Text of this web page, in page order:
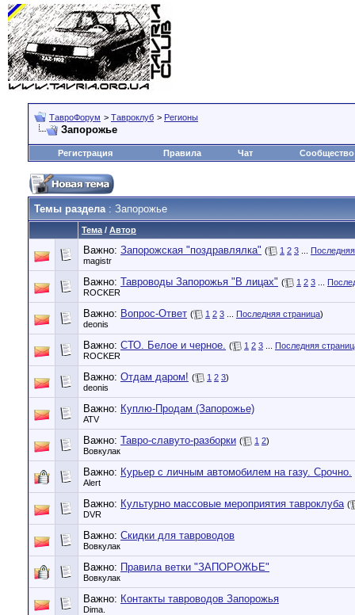
ТавроФорум > Тавроклуб > Регионы
Запорожье
Регистрация Правила Чат Сообщество
Темы раздела: Запорожье
Тема / Автор
Важно: Запорожская "поздравлялка" ( 1 2 3
magistr
Важно: Тавроводы Запорожья "В лицах" ( 1 2 3
ROCKER
Важно: Вопрос-Ответ ( 1 2 3 Последняя страница)
deonis
Важно: СТО. Белое и черное. ( 1 2 3
Последняя
ROCKER
Важно: Отдам даром! ( 1 2 3)
deonis
Важно: Куплю-Продам (Запорожье)
ATV
Важно: Тавро-славуто-разборки ( 1 2)
Вовкулак
Важно: Курьер с личным автомобилем на газу. Срочно.
Alert
Важно: Культурно массовые мероприятия тавроклуба (
DVR
Важно: Скидки для тавроводов
Вовкулак
Важно: Правила ветки "ЗАПОРОЖЬЕ"
Вовкулак
Важно: Контакты тавроводов Запорожья
Dima.